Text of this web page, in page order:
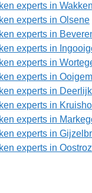
experts in
experts in Olsene
experts in
experts in
experts in
experts in Ooigem
experts in Deerlijk
experts in
experts in
experts in
experts in